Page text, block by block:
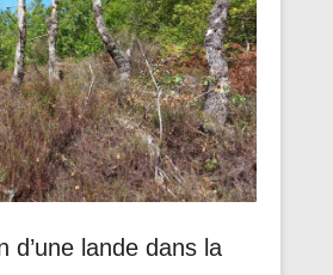
d’une lande dans la